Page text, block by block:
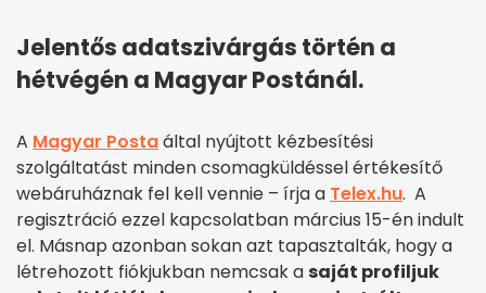
Jelentős adatszivárgás történ a
hétvégén a Magyar Postánál.
A Magyar Postaáltal nyújtott kézbesítési
szolgáltatást minden csomagküldéssel értékesítő
webáruháznak fel kell vennie – írja a Telex.hu. A
regisztráció ezzel kapcsolatban március 15-én indult
el. Másnap azonban sokan azt tapasztalták, hogy a
létrehozott fiókjukban nemcsak a saját profiljuk